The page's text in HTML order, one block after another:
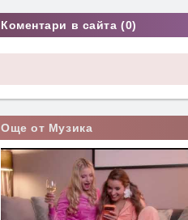
Коментари в сайта (0)
Още от Музика